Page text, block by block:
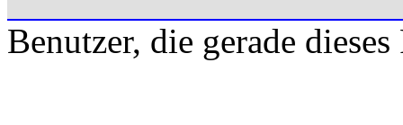
Benutzer, die gerade